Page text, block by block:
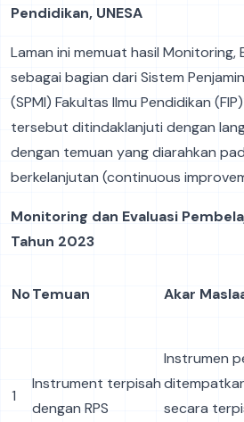
Pendidikan, UNESA
Laman ini memuat hasil Monitoring,
sebagai bagian dari Sistem
(SPMI) Fakultas Ilmu Pendidikan
tersebut ditindaklanjuti dengan
dengan temuan yang diarahkan
berkelanjutan (continuous
Monitoring dan Evaluasi
Tahun 2023
NoTemuan Akar
1
Instrument terpisah
dengan RPS
Instrumen
secara